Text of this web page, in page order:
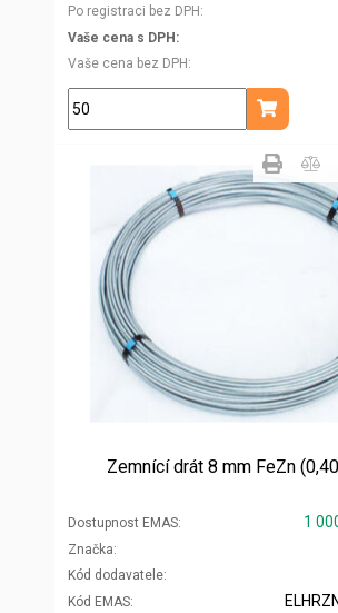
Po registraci bez DPH
Vaše cena s DPH
Vaše cena bez DPH
kg
Přidat do
Zemnící drát 8 mm FeZn
Dostupnost EMAS 1
Značka
Kód dodavatele
Kód EMAS